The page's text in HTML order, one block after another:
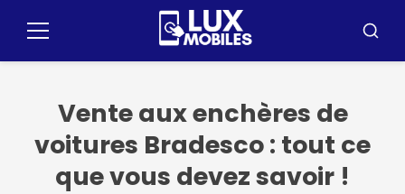
pourMenu
Vente aux enchères de
voitures Bradesco : tout ce
que vous devez savoir !